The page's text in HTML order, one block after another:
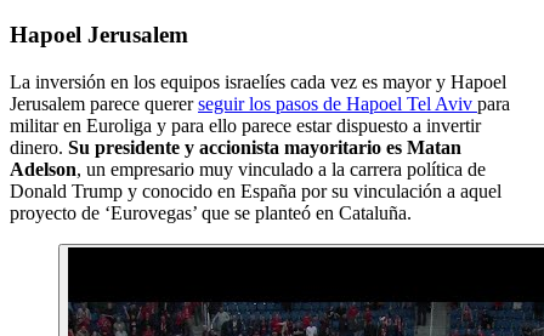
Hapoel Jerusalem
La inversión en los equipos israelíes cada vez es mayor y Hapoel
Jerusalem parece quererseguir los pasos de Hapoel Tel Aviv para
militar en Euroliga y para ello parece estar dispuesto a invertir
dinero. Su presidente y accionista mayoritario es Matan
Adelson, un empresario muy vinculado a la carrera política de
Donald Trump y conocido en España por su vinculación a aquel
proyecto de ‘Eurovegas’ que se planteó en Cataluña.